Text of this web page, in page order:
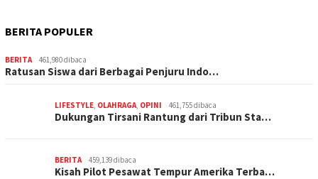
BERITA POPULER
BERITA 461,980 dibaca
Ratusan Siswa dari Berbagai Penjuru Indo…
LIFESTYLE, OLAHRAGA, OPINI 461,755 dibaca
Dukungan Tirsani Rantung dari Tribun Sta…
BERITA 459,139 dibaca
Kisah Pilot Pesawat Tempur Amerika Terba…